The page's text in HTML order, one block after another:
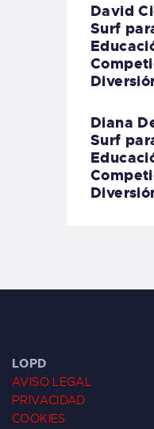
David
Surf
Diana
Surf
LOPD
AVISO LEGAL
PRIVACIDAD
COOKIES